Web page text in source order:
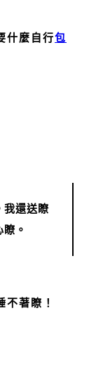
什麼自行包
我還送瞭
。
著瞭！